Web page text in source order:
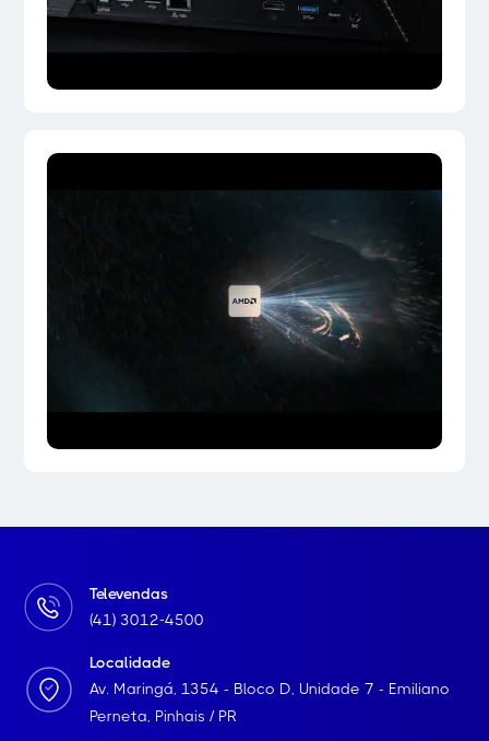
Televendas
(41) 3012-4500
Localidade
Av. Maringá, 1354 - Bloco D, Unidade 7 - Emiliano
Perneta, Pinhais / PR